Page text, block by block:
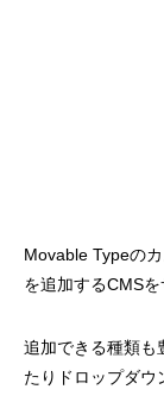
Movable Typeの
を追加するCMS
追加できる種類も
たりドロップダウ